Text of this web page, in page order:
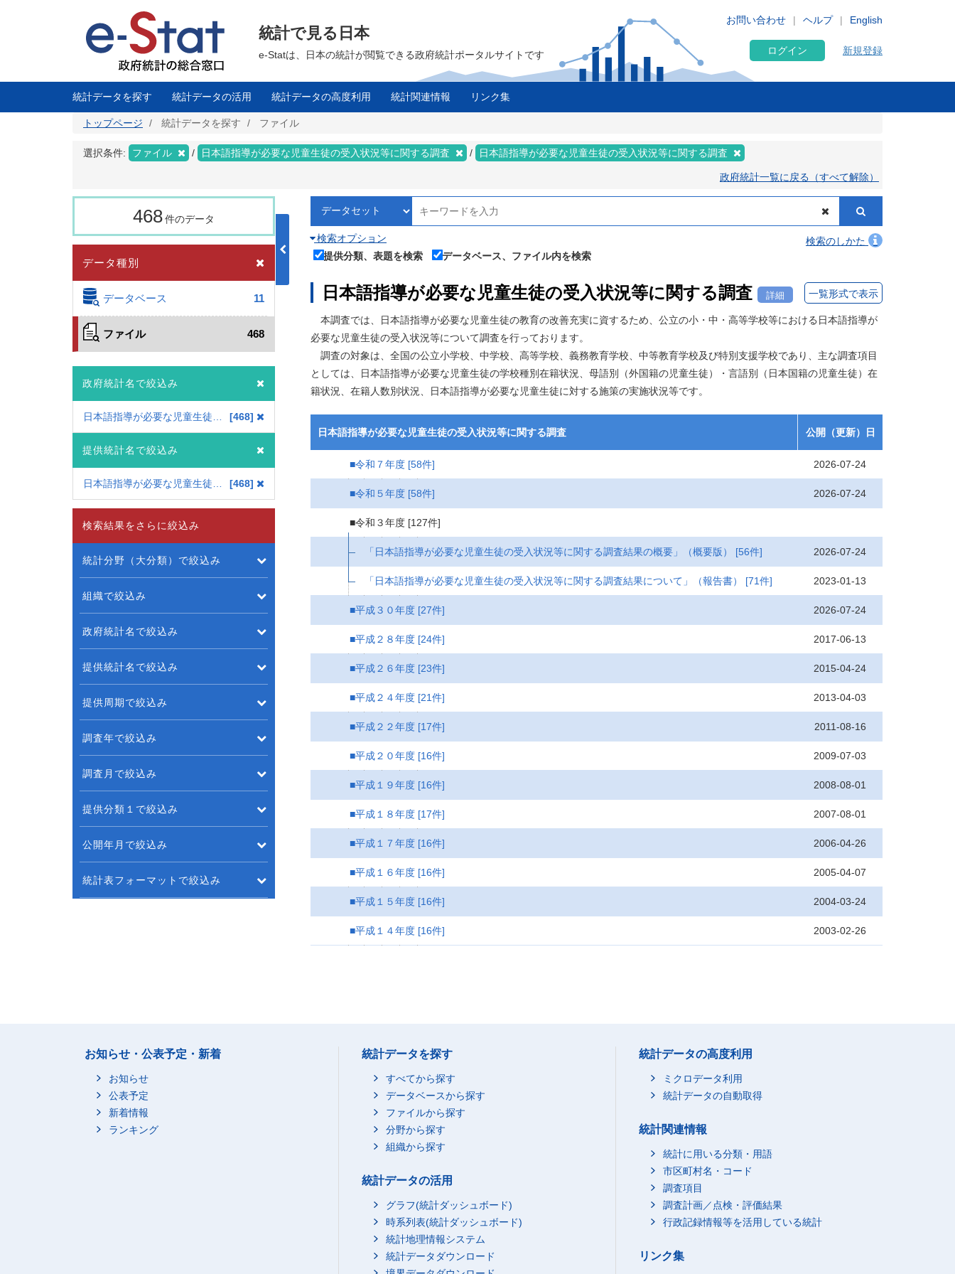
に
English
お問い合わせ ヘルプ
統計で見る日本
e-Statは、日本の統計が閲覧できる政府統計ポータルサイトです ログイン 新規登録
統計データを探す 統計データの活用 統計データの高度利用 統計関連情報 リンク集
トップページ 統計データを探す ファイル
選択条件: ファイル 日本語指導が必要な児童生徒の受入状況等に関する調査 日本語指導が必要な児童生徒の受入状況等に関する調査
政府統計一覧に戻る（すべて解除）
468件のデータ
データ種別
データベース 11
ファイル 468
政府統計名で絞込み
468
提供統計名で絞込み
468
検索オプション
検索のしかた
提供分類、表題を検索
データベース、ファイル内を検索
日本語指導が必要な児童生徒の受入状況等に関する調査 詳細 一覧形式で表示
本調査では、日本語指導が必要な児童生徒の教育の改善充実に資するため、公立の小・中・高等学校等における日本語指導が
必要な児童生徒の受入状況等について調査を行っております。
調査の対象は、全国の公立小学校、中学校、高等学校、義務教育学校、中等教育学校及び特別支援学校であり、主な調査項目
としては、日本語指導が必要な児童生徒の学校種別在籍状況、母語別（外国籍の児童生徒）・言語別（日本国籍の児童生徒）在
籍状況、在籍人数別状況、日本語指導が必要な児童生徒に対する施策の実施状況等です。
日本語指導が必要な児童生徒の受入状況等に関する調査 公開（更新）日
■令和７年度 [58件] 2026-07-24
■令和５年度 [58件] 2026-07-24
■令和３年度 [127件]
「日本語指導が必要な児童生徒の受入状況等に関する調査結果の概要」（概要版） [56件] 2026-07-24
「日本語指導が必要な児童生徒の受入状況等に関する調査結果について」（報告書） [71件] 2023-01-13
■平成３０年度 [27件] 2026-07-24
■平成２８年度 [24件] 2017-06-13
■平成２６年度 [23件] 2015-04-24
■平成２４年度 [21件] 2013-04-03
■平成２２年度 [17件] 2011-08-16
■平成２０年度 [16件] 2009-07-03
■平成１９年度 [16件] 2008-08-01
■平成１８年度 [17件] 2007-08-01
■平成１７年度 [16件] 2006-04-26
■平成１６年度 [16件] 2005-04-07
■平成１５年度 [16件] 2004-03-24
■平成１４年度 [16件] 2003-02-26
検索結果をさらに絞込み
統計分野（大分類）で絞込み
組織で絞込み
政府統計名で絞込み
提供統計名で絞込み
提供周期で絞込み
調査年で絞込み
調査月で絞込み
提供分類１で絞込み
公開年月で絞込み
統計表フォーマットで絞込み
お知らせ・公表予定・新着
お知らせ
公表予定
新着情報
ランキング
統計データを探す
すべてから探す
データベースから探す
ファイルから探す
分野から探す
組織から探す
統計データの活用
グラフ(統計ダッシュボード)
時系列表(統計ダッシュボード)
統計地理情報システム
統計データダウンロード
統計データの高度利用
ミクロデータ利用
統計データの自動取得
統計関連情報
統計に用いる分類・用語
市区町村名・コード
調査項目
調査計画／点検・評価結果
行政記録情報等を活用している統計
リンク集